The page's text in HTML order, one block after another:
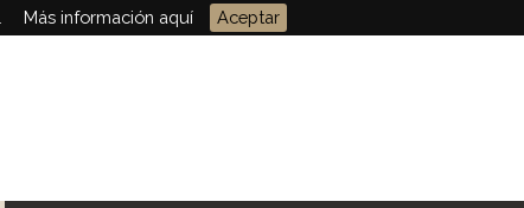
Más información aquí Aceptar